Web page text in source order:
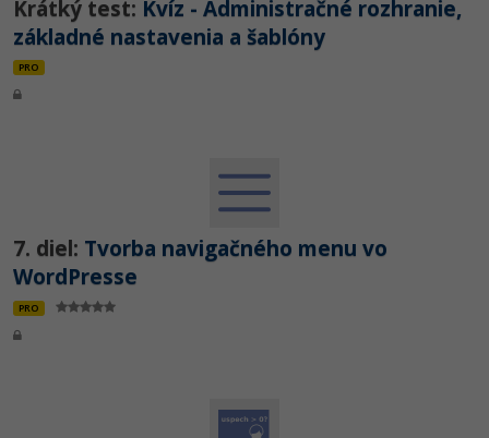
Krátký test: Kvíz - Administračné rozhranie,
základné nastavenia a šablóny
PRO
7. diel: Tvorba navigačného menu vo
WordPresse
PRO